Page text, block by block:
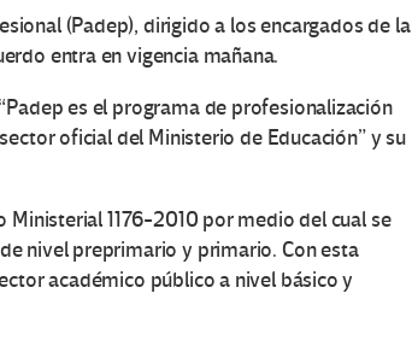
(Padep), dirigido a los encargados de la
entra en vigencia mañana.
es el programa de profesionalización
oficial del Ministerio de Educación” y su
Ministerial 1176-2010 por medio del cual se
nivel preprimario y primario. Con esta
académico público a nivel básico y